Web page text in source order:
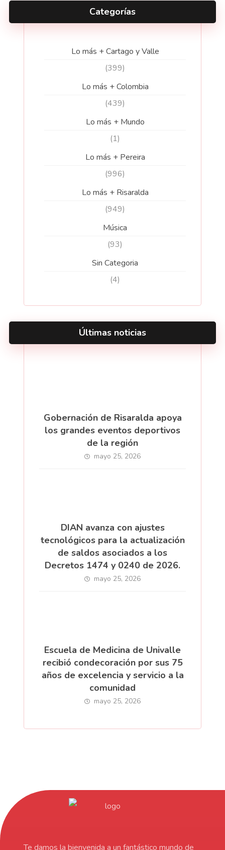
Categorías
Lo más + Cartago y Valle
(399)
Lo más + Colombia
(439)
Lo más + Mundo
(1)
Lo más + Pereira
(996)
Lo más + Risaralda
(949)
Música
(93)
Sin Categoria
(4)
Últimas noticias
Gobernación de Risaralda apoya
los grandes eventos deportivos
de la región
mayo 25, 2026
DIAN avanza con ajustes
tecnológicos para la actualización
de saldos asociados a los
Decretos 1474 y 0240 de 2026.
mayo 25, 2026
Escuela de Medicina de Univalle
recibió condecoración por sus 75
años de excelencia y servicio a la
comunidad
mayo 25, 2026
Te damos la bienvenida a un fantástico mundo de